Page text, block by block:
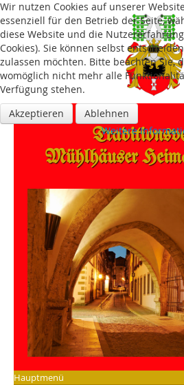
Mühlhäuser
Hauptmenü
Wir nutzen Cookies auf unserer
essenziell für den Betrieb der Seite,
diese Website und die
Cookies). Sie können selbst
zulassen möchten. Bitte beachten Sie,
womöglich nicht mehr alle
Verfügung stehen.
Akzeptieren
Ablehnen
Weitere